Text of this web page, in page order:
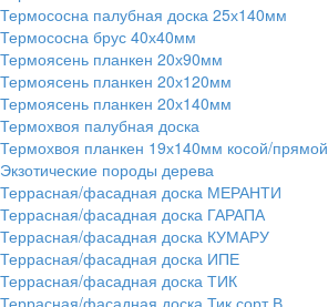
Термососна палубная доска 25х140мм
Термососна брус 40х40мм
Термоясень планкен 20х90мм
Термоясень планкен 20х120мм
Термоясень планкен 20х140мм
Термохвоя палубная доска
Термохвоя планкен 19х140мм косой/прямой
Экзотические породы дерева
Террасная/фасадная доска МЕРАНТИ
Террасная/фасадная доска ГАРАПА
Террасная/фасадная доска КУМАРУ
Террасная/фасадная доска ИПЕ
Террасная/фасадная доска ТИК